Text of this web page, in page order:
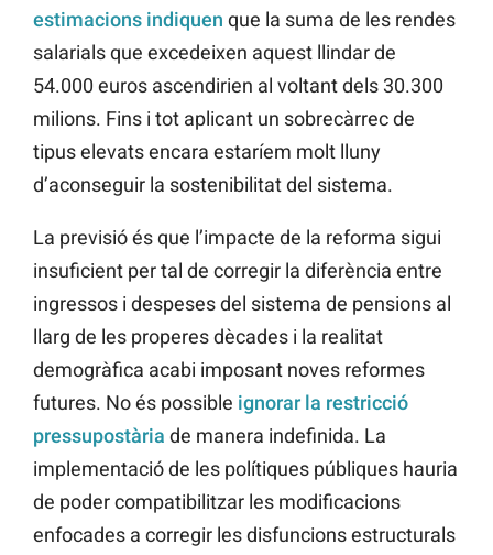
estimacions indiquen que la suma de les rendes
salarials que excedeixen aquest llindar de
54.000 euros ascendirien al voltant dels 30.300
milions. Fins i tot aplicant un sobrecàrrec de
tipus elevats encara estaríem molt lluny
d’aconseguir la sostenibilitat del sistema.
La previsió és que l’impacte de la reforma sigui
insuficient per tal de corregir la diferència entre
ingressos i despeses del sistema de pensions al
llarg de les properes dècades i la realitat
demogràfica acabi imposant noves reformes
futures. No és possible ignorar la restricció
pressupostària de manera indefinida. La
implementació de les polítiques públiques hauria
de poder compatibilitzar les modificacions
enfocades a corregir les disfuncions estructurals